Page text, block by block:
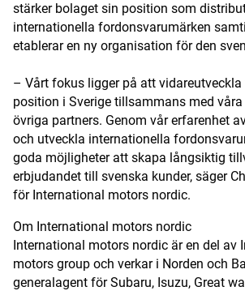
stärker bolaget sin position som
internationella fordonsvarumärken
etablerar en ny organisation för den
– Vårt fokus ligger på att
position i Sverige tillsammans med
övriga partners. Genom vår erfarenhet
och utveckla internationella
goda möjligheter att skapa långsiktig
erbjudandet till svenska kunder, säger
för International motors nordic.
Om International motors nordic
International motors nordic är en del av
motors group och verkar i Norden och
generalagent för Subaru, Isuzu, Great